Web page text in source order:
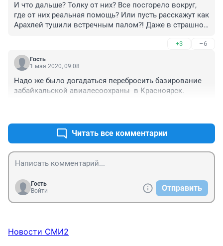
И что дальше? Толку от них? Все посгорело вокруг,
где от них реальная помощь? Или пусть расскажут как
Арахлей тушили встречным палом?! Даже в страшном
+3 –6
Гость
1 мая 2020, 09:08
Надо же было догадаться перебросить базирование
забайкальской авиалесоохраны  в Красноярск.
Читать все комментарии
Гость
Войти
Отправить
Новости СМИ2